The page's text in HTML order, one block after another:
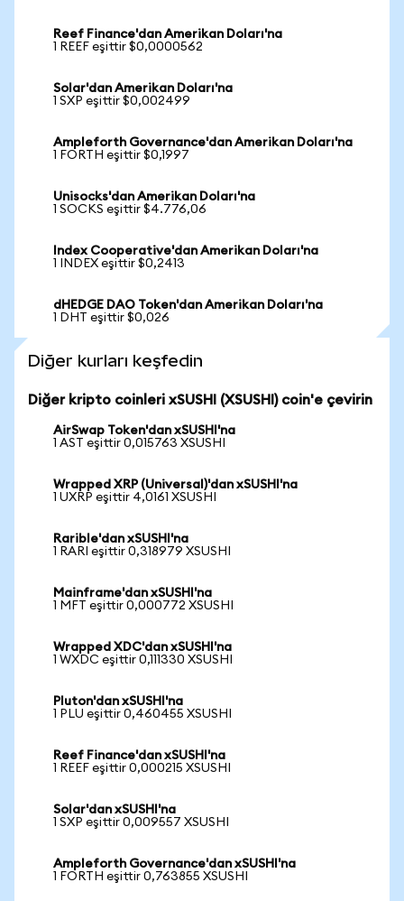
Reef Finance'dan Amerikan Doları'na
1 REEF eşittir $0,0000562
Solar'dan Amerikan Doları'na
1 SXP eşittir $0,002499
Ampleforth Governance'dan Amerikan Doları'na
1 FORTH eşittir $0,1997
Unisocks'dan Amerikan Doları'na
1 SOCKS eşittir $4.776,06
Index Cooperative'dan Amerikan Doları'na
1 INDEX eşittir $0,2413
dHEDGE DAO Token'dan Amerikan Doları'na
1 DHT eşittir $0,026
Diğer kurları keşfedin
Diğer kripto coinleri xSUSHI (XSUSHI) coin'e çevirin
AirSwap Token'dan xSUSHI'na
1 AST eşittir 0,015763 XSUSHI
Wrapped XRP (Universal)'dan xSUSHI'na
1 UXRP eşittir 4,0161 XSUSHI
Rarible'dan xSUSHI'na
1 RARI eşittir 0,318979 XSUSHI
Mainframe'dan xSUSHI'na
1 MFT eşittir 0,000772 XSUSHI
Wrapped XDC'dan xSUSHI'na
1 WXDC eşittir 0,111330 XSUSHI
Pluton'dan xSUSHI'na
1 PLU eşittir 0,460455 XSUSHI
Reef Finance'dan xSUSHI'na
1 REEF eşittir 0,000215 XSUSHI
Solar'dan xSUSHI'na
1 SXP eşittir 0,009557 XSUSHI
Ampleforth Governance'dan xSUSHI'na
1 FORTH eşittir 0,763855 XSUSHI